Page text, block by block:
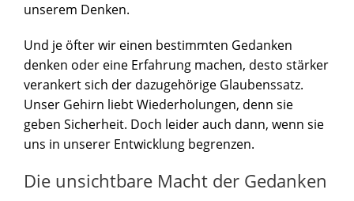
unserem Denken.
Und je öfter wir einen bestimmten Gedanken
denken oder eine Erfahrung machen, desto stärker
verankert sich der dazugehörige Glaubenssatz.
Unser Gehirn liebt Wiederholungen, denn sie
geben Sicherheit. Doch leider auch dann, wenn sie
uns in unserer Entwicklung begrenzen.
Die unsichtbare Macht der Gedanken